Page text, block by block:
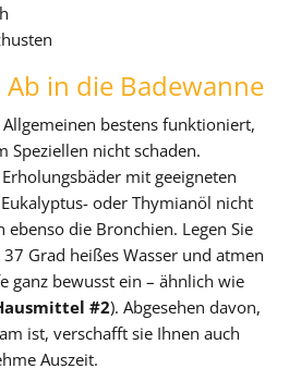
in die Badewanne
bestens funktioniert,
Speziellen nicht schaden.
mit geeigneten
oder Thymianöl nicht
die Bronchien. Legen Sie
Grad heißes Wasser und atmen
ganz bewusst ein – ähnlich wie
#2). Abgesehen davon,
ist, verschafft sie Ihnen auch
Auszeit.